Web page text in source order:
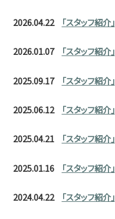
2026.04.22 「スタッフ紹介」
2026.01.07 「スタッフ紹介」
2025.09.17 「スタッフ紹介」
2025.06.12 「スタッフ紹介」
2025.04.21 「スタッフ紹介」
2025.01.16 「スタッフ紹介」
2024.04.22 「スタッフ紹介」